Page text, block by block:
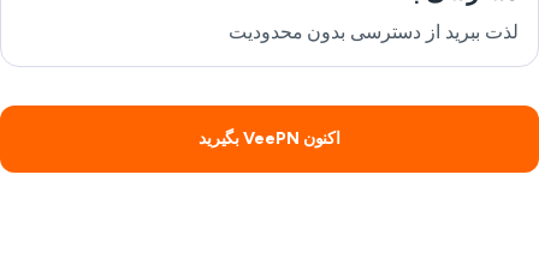
لذت ببرید از دسترسی بدون محدودیت
اکنون VeePN بگیرید